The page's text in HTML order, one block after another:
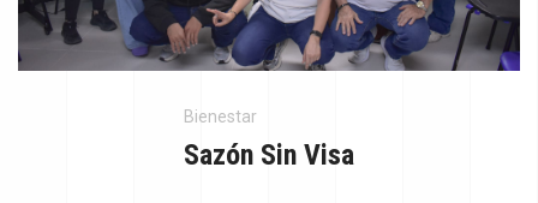
Bienestar
Sazón Sin Visa